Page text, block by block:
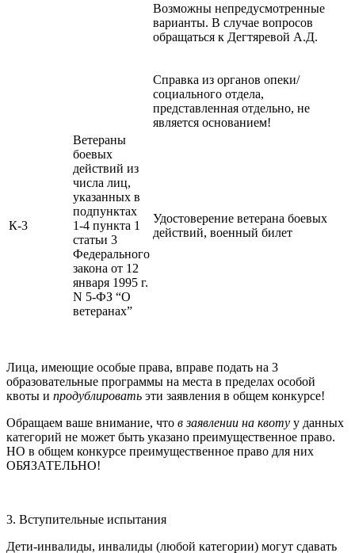
Возможны непредусмотренные
варианты. В случае вопросов
обращаться к Дегтяревой А.Д.
Справка из органов опеки/
социального отдела,
представленная отдельно, не
является основанием!
К-3
Ветераны
боевых
действий из
числа лиц,
указанных в
подпунктах
1-4 пункта 1
статьи 3
Федерального
закона от 12
января 1995 г.
N 5-ФЗ “О
ветеранах”
Удостоверение ветерана боевых
действий, военный билет
Лица, имеющие особые права, вправе подать на 3
образовательные программы на места в пределах особой
квоты и продублировать эти заявления в общем конкурсе!
Обращаем ваше внимание, что в заявлении на квоту у данных
категорий не может быть указано преимущественное право.
НО в общем конкурсе преимущественное право для них
ОБЯЗАТЕЛЬНО!
3. Вступительные испытания
Дети-инвалиды, инвалиды (любой категории) могут сдавать